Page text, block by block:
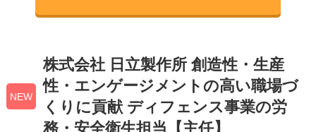
NEW
株式会社 日立製作所 創造性・生産
性・エンゲージメントの高い職場づ
くりに貢献 ディフェンス事業の労
務・安全衛生担当【主任】